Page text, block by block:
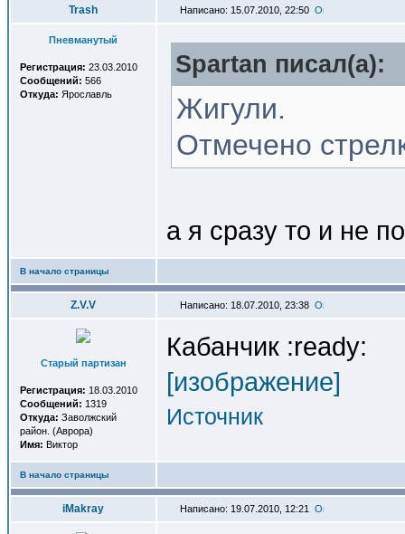
Trash Написано: 15.07.2010, 22:50
Пневманутый
Регистрация: 23.03.2010
Сообщений: 566
Откуда: Ярославль
Spartan писал(a):
Жигули.
Отмечено
а я сразу то и не
В начало страницы
Z.V.V Написано: 18.07.2010, 23:38
Старый партизан
Регистрация: 18.03.2010
Сообщений: 1319
Откуда: Заволжский
район. (Аврора)
Имя: Виктор
Кабанчик :ready:
[изображение]
Источник
В начало страницы
iMakray Написано: 19.07.2010, 12:21